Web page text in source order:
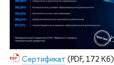
Сертификат (PDF, 172 Кб)